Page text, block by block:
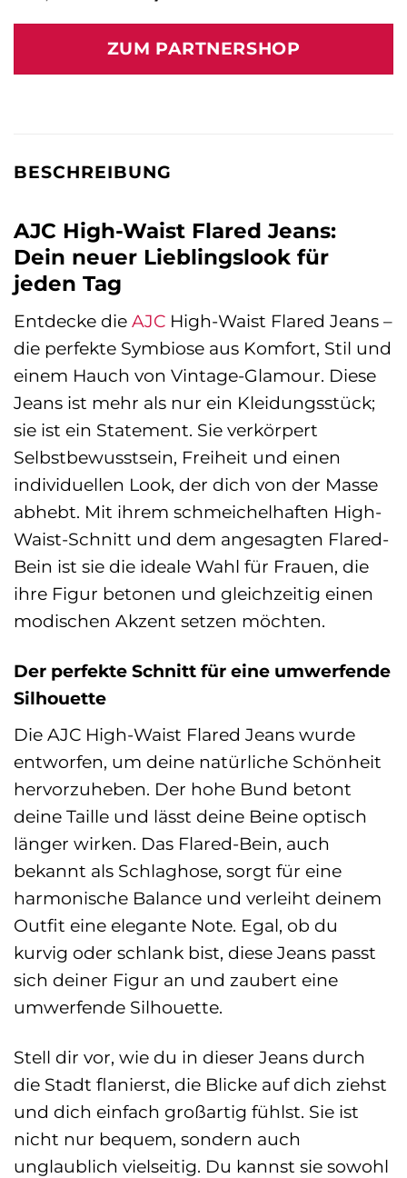
Preis
war:
59,99 €
ist:
18,21 €.
ZUM PARTNERSHOP
BESCHREIBUNG
AJC High-Waist Flared Jeans:
Dein neuer Lieblingslook für
jeden Tag
Entdecke die AJC High-Waist Flared Jeans –
die perfekte Symbiose aus Komfort, Stil und
einem Hauch von Vintage-Glamour. Diese
Jeans ist mehr als nur ein Kleidungsstück;
sie ist ein Statement. Sie verkörpert
Selbstbewusstsein, Freiheit und einen
individuellen Look, der dich von der Masse
abhebt. Mit ihrem schmeichelhaften High-
Waist-Schnitt und dem angesagten Flared-
Bein ist sie die ideale Wahl für Frauen, die
ihre Figur betonen und gleichzeitig einen
modischen Akzent setzen möchten.
Der perfekte Schnitt für eine umwerfende
Silhouette
Die AJC High-Waist Flared Jeans wurde
entworfen, um deine natürliche Schönheit
hervorzuheben. Der hohe Bund betont
deine Taille und lässt deine Beine optisch
länger wirken. Das Flared-Bein, auch
bekannt als Schlaghose, sorgt für eine
harmonische Balance und verleiht deinem
Outfit eine elegante Note. Egal, ob du
kurvig oder schlank bist, diese Jeans passt
sich deiner Figur an und zaubert eine
umwerfende Silhouette.
Stell dir vor, wie du in dieser Jeans durch
die Stadt flanierst, die Blicke auf dich ziehst
und dich einfach großartig fühlst. Sie ist
nicht nur bequem, sondern auch
unglaublich vielseitig. Du kannst sie sowohl